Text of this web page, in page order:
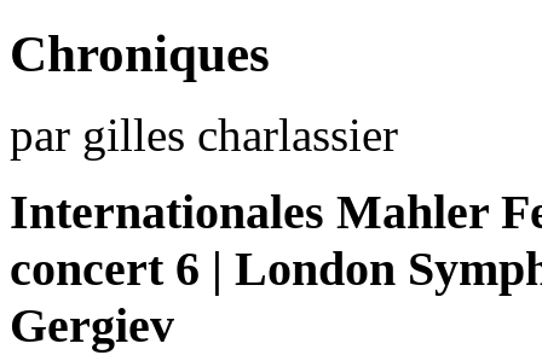
Chroniques
par gilles charlassier
Internationales Mahler
concert 6 | London
Gergiev